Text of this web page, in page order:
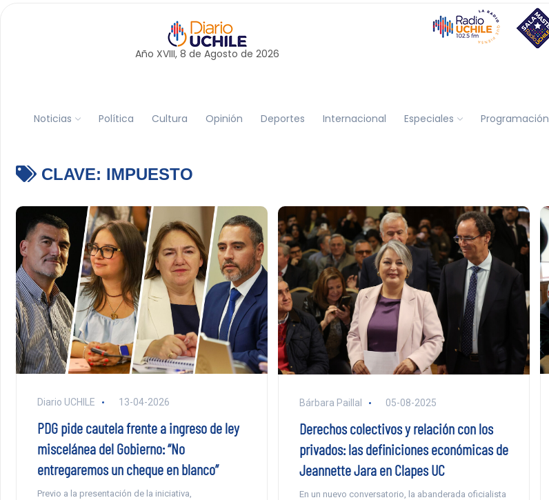
Año XVIII, 8 de Agosto de 2026
Noticias Política Cultura Opinión Deportes Internacional Especiales Programación
CLAVE: IMPUESTO
Diario UCHILE 13-04-2026
PDG pide cautela frente a ingreso de ley
miscelánea del Gobierno: “No
entregaremos un cheque en blanco”
Previo a la presentación de la iniciativa,
Bárbara Paillal 05-08-2025
Derechos colectivos y relación con los
privados: las definiciones económicas de
Jeannette Jara en Clapes UC
En un nuevo conversatorio, la abanderada oficialista